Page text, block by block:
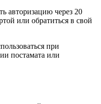
авторизацию через 20
или обратиться в свой
при
постамата или